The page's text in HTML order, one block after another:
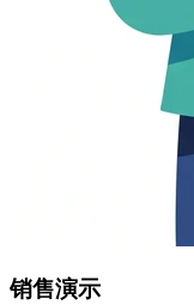
销售演示